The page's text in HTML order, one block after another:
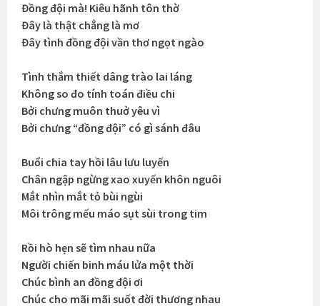
Đồng đội mà! Kiêu hãnh tôn thờ
Đây là thật chẳng là mơ
Đây tình đồng đội vần thơ ngọt ngào
Tình thắm thiết dâng trào lai láng
Không so đo tính toán điều chi
Bởi chưng muôn thuở yêu vì
Bởi chưng “đồng đội” có gì sánh đâu
Buổi chia tay hồi lâu lưu luyến
Chân ngập ngừng xao xuyến khôn nguôi
Mắt nhìn mắt tỏ bùi ngùi
Môi trông mếu máo sụt sùi trong tim
Rồi hò hẹn sẽ tìm nhau nữa
Người chiến binh máu lửa một thời
Chúc bình an đồng đội ơi
Chúc cho mãi mãi suốt đời thương nhau